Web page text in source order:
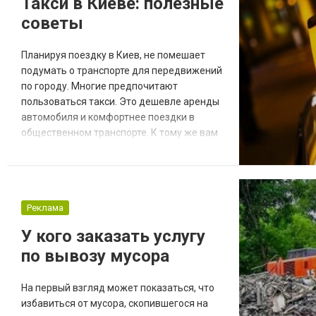
советы
Планируя поездку в Киев, не помешает
подумать о транспорте для передвижений
по городу. Многие предпочитают
пользоваться такси. Это дешевле аренды
автомобиля и комфортнее поездки в
общественном транспорте. К тому же вам
встречу в аэропорту или на вокзале в
водитель будет ожидать...
Реклама
У кого заказать услугу
по вывозу мусора
На первый взгляд может показаться, что
избавиться от мусора, скопившегося на